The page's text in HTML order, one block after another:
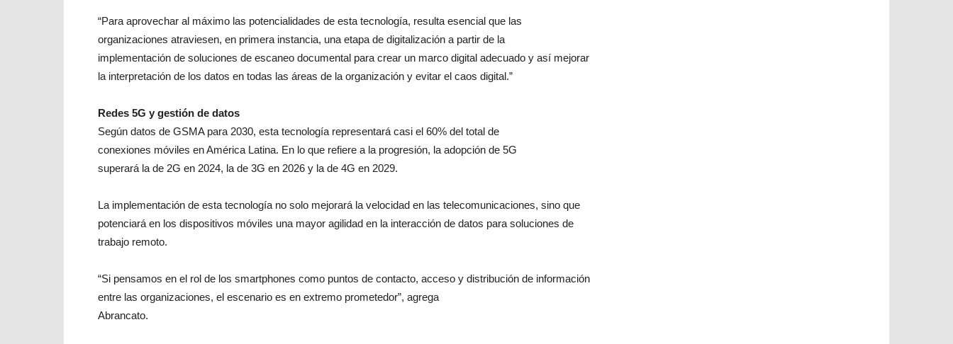
“Para aprovechar al máximo las potencialidades de esta tecnología, resulta esencial que las
organizaciones atraviesen, en primera instancia, una etapa de digitalización a partir de la
implementación de soluciones de escaneo documental para crear un marco digital adecuado y así mejorar
la interpretación de los datos en todas las áreas de la organización y evitar el caos digital.”
Redes 5G y gestión de datos
Según datos de GSMA para 2030, esta tecnología representará casi el 60% del total de
conexiones móviles en América Latina. En lo que refiere a la progresión, la adopción de 5G
superará la de 2G en 2024, la de 3G en 2026 y la de 4G en 2029.
La implementación de esta tecnología no solo mejorará la velocidad en las telecomunicaciones, sino que
potenciará en los dispositivos móviles una mayor agilidad en la interacción de datos para soluciones de
trabajo remoto.
“Si pensamos en el rol de los smartphones como puntos de contacto, acceso y distribución de información
entre las organizaciones, el escenario es en extremo prometedor”, agrega
Abrancato.